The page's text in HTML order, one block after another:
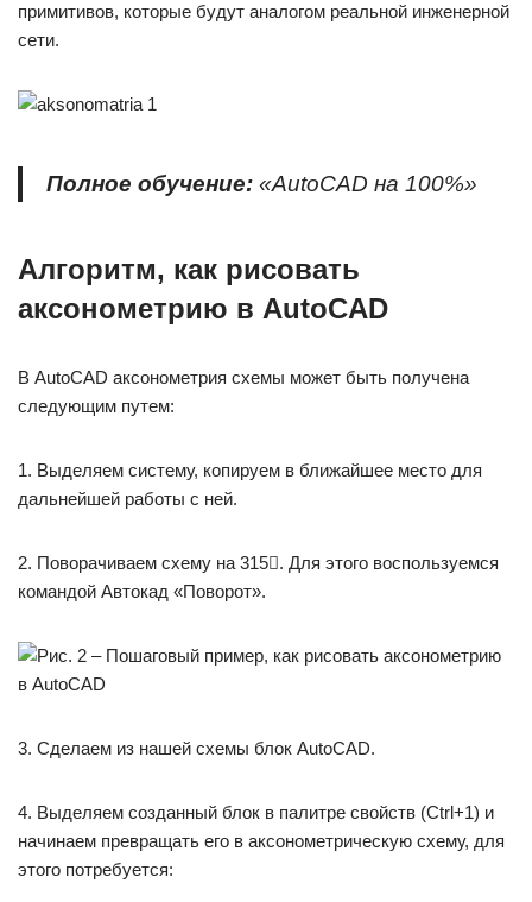
примитивов, которые будут аналогом реальной инженерной
сети.
Полное обучение: «AutoCAD на 100%»
Алгоритм, как рисовать
аксонометрию в AutoCAD
В AutoCAD аксонометрия схемы может быть получена
следующим путем:
1. Выделяем систему, копируем в ближайшее место для
дальнейшей работы с ней.
2. Поворачиваем схему на 315. Для этого воспользуемся
командой Автокад «Поворот».
3. Сделаем из нашей схемы блок AutoCAD.
4. Выделяем созданный блок в палитре свойств (Ctrl+1) и
начинаем превращать его в аксонометрическую схему, для
этого потребуется: